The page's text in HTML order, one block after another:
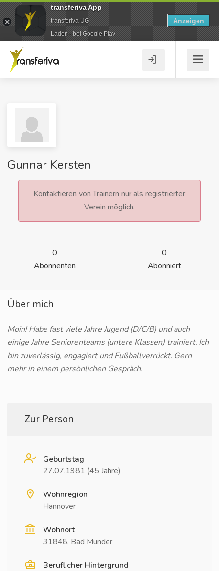
Gunnar Kersten
Kontaktieren von Trainern nur als registrierter
Verein möglich.
0
Abonnenten
0
Abonniert
Über mich
Moin! Habe fast viele Jahre Jugend (D/C/B) und auch
einige Jahre Seniorenteams (untere Klassen) trainiert. Ich
bin zuverlässig, engagiert und Fußballverrückt. Gern
mehr in einem persönlichen Gespräch.
Zur Person
Geburtstag
27.07.1981 (45 Jahre)
Wohnregion
Hannover
Wohnort
31848, Bad Münder
Beruflicher Hintergrund
transferiva App
transferiva UG
Laden - bei Google Play
Anzeigen